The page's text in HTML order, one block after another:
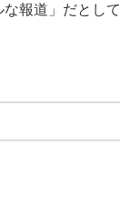
報道」だとして